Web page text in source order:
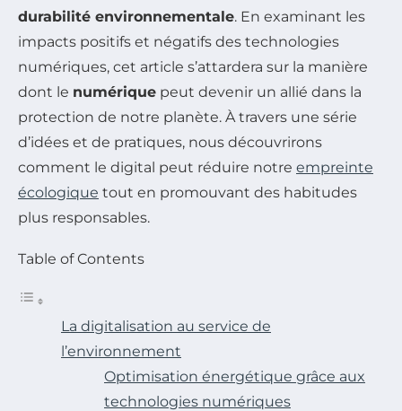
durabilité environnementale. En examinant les
impacts positifs et négatifs des technologies
numériques, cet article s’attardera sur la manière
dont le numérique peut devenir un allié dans la
protection de notre planète. À travers une série
d’idées et de pratiques, nous découvrirons
comment le digital peut réduire notre empreinte
écologique tout en promouvant des habitudes
plus responsables.
Table of Contents
La digitalisation au service de
l’environnement
Optimisation énergétique grâce aux
technologies numériques